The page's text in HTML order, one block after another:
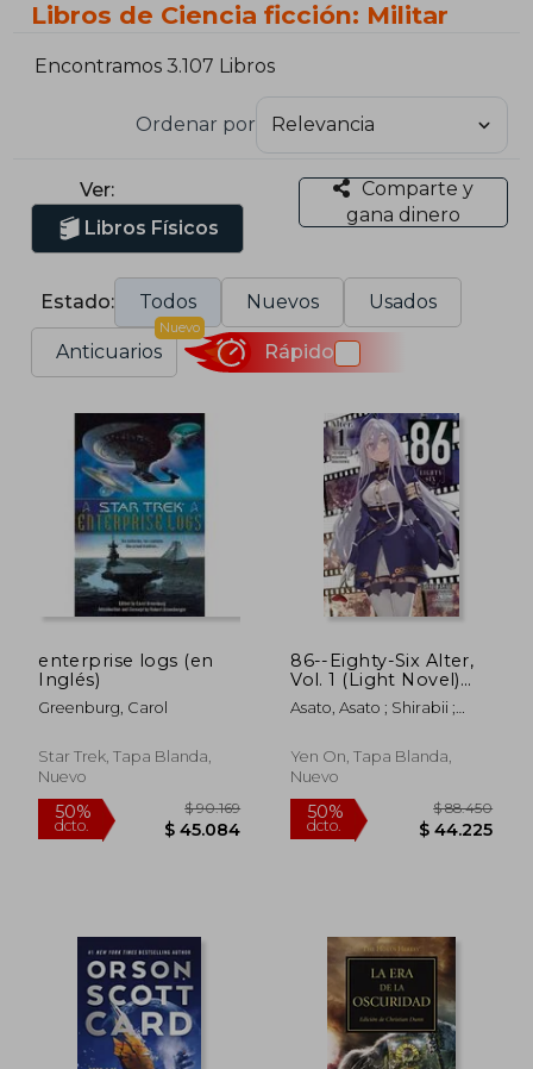
Libros de Ciencia ficción: Militar
Encontramos 3.107 Libros
Ordenar por
Ver:
Libros Físicos
Comparte y
gana dinero
Estado: Todos Nuevos Usados
Anticuarios
Nuevo
Rápido
enterprise logs (en
Inglés)
Greenburg, Carol
Star Trek, Tapa Blanda,
Nuevo
50%
dcto. $ 45.084
86--Eighty-Six Alter,
Vol. 1 (Light Novel)
(en Inglés)
Asato, Asato ; Shirabii ;
Yen On, Tapa Blanda,
Nuevo
50%
dcto.